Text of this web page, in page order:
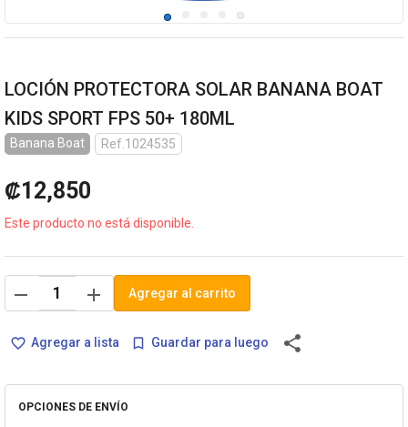
LOCIÓN PROTECTORA SOLAR BANANA BOAT
KIDS SPORT FPS 50+ 180ML
Banana Boat Ref.1024535
₡12,850
Este producto no está disponible.
remove add Agregar al carrito
favorite_border Agregar a lista bookmark_border Guardar para luego share
OPCIONES DE ENVÍO